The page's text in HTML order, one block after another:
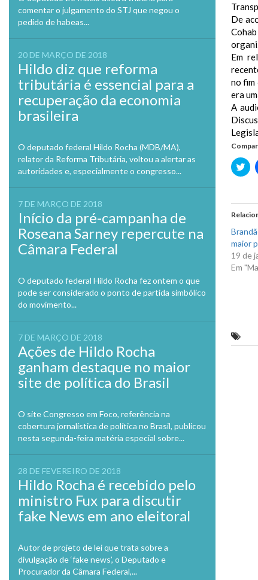
comentar o julgamento do STJ que negou o
pedido de habeas...
20 DE MARÇO DE 2018
Hildo diz que reforma
tributária é essencial para a
recuperação da economia
brasileira
O deputado federal Hildo Rocha (MDB/MA),
relator da Reforma Tributária, voltou a alertar as
autoridades e, especialmente o congresso...
7 DE MARÇO DE 2018
Início da pré-campanha de
Roseana Sarney repercute na
Câmara Federal
O deputado federal Hildo Rocha fez ontem o que
pode ser considerado o ponto de partida simbólico
do movimento...
7 DE MARÇO DE 2018
Ações de Hildo Rocha
ganham destaque no maior
site de política do Brasil
O site Congresso em Foco, referência na
cobertura jornalística de política no Brasil, publicou
nesta segunda-feira matéria especial sobre...
28 DE FEVEREIRO DE 2018
Hildo Rocha é recebido pelo
ministro Fux para discutir
fake News em ano eleitoral
Autor de projeto de lei que trata sobre a
divulgação de ‘fake news’, o Deputado e
Procurador da Câmara Federal,...
De
Em
no fim
era
A
em
maior
19 de
Em